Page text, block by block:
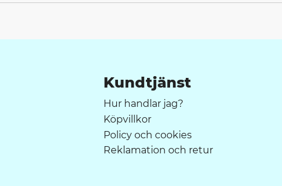
Kundtjänst
Hur handlar jag?
Köpvillkor
Policy och cookies
Reklamation och retur